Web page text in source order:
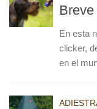
En esta
clicker,
en el